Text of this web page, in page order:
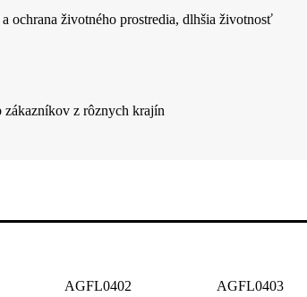
ochrana životného prostredia, dlhšia životnosť
zákazníkov z rôznych krajín
AGFL0402 AGFL0403